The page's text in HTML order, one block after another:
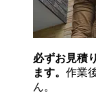
必ずお見積
ます。 作業
ん。